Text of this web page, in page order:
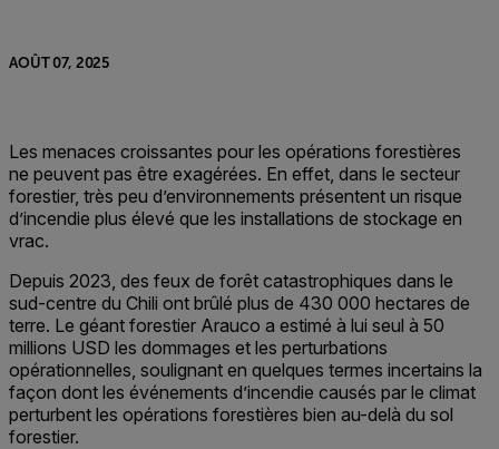
AOÛT 07, 2025
Les menaces croissantes pour les opérations forestières
ne peuvent pas être exagérées. En effet, dans le secteur
forestier, très peu d’environnements présentent un risque
d’incendie plus élevé que les installations de stockage en
vrac.
Depuis 2023, des feux de forêt catastrophiques dans le
sud-centre du Chili ont brûlé plus de 430 000 hectares de
terre. Le géant forestier Arauco a estimé à lui seul à 50
millions USD les dommages et les perturbations
opérationnelles, soulignant en quelques termes incertains la
façon dont les événements d’incendie causés par le climat
perturbent les opérations forestières bien au-delà du sol
forestier.